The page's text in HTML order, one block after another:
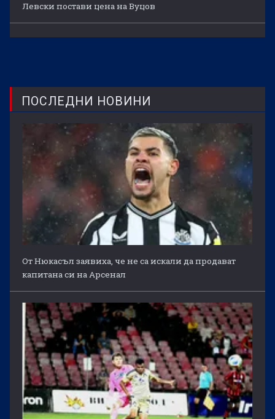
Левски постави цена на Вуцов
ПОСЛЕДНИ НОВИНИ
От Нюкасъл заявиха, че не са искали да продават
капитана си на Арсенал